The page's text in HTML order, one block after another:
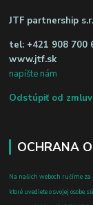
JTF partnership
tel: +421 908 700
www.jtf.sk
napíšte nám
Odstúpiť od
OCHRANA
Na našich weboch ručíme
ktoré uvediete o svojej osobe,